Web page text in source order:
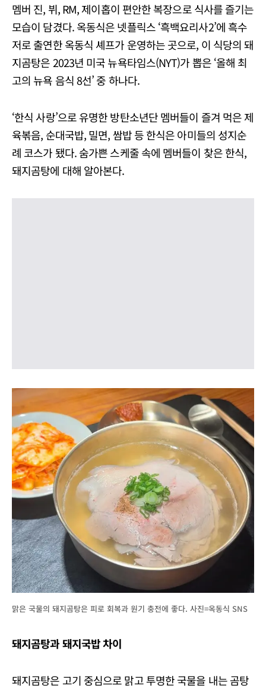
멤버 진, 뷔, RM, 제이홉이 편안한 복장으로 식사를 즐기는
모습이 담겼다. 옥동식은 넷플릭스 ‘흑백요리사2’에 흑수
저로 출연한 옥동식 셰프가 운영하는 곳으로, 이 식당의 돼
지곰탕은 2023년 미국 뉴욕타임스(NYT)가 뽑은 ‘올해 최
고의 뉴욕 음식 8선’ 중 하나다.
‘한식 사랑’으로 유명한 방탄소년단 멤버들이 즐겨 먹은 제
육볶음, 순대국밥, 밀면, 쌈밥 등 한식은 아미들의 성지순
례 코스가 됐다. 숨가쁜 스케줄 속에 멤버들이 찾은 한식,
돼지곰탕에 대해 알아본다.
맑은 국물의 돼지곰탕은 피로 회복과 원기 충전에 좋다. 사진=옥동식 SNS
돼지곰탕과 돼지국밥 차이
돼지곰탕은 고기 중심으로 맑고 투명한 국물을 내는 곰탕